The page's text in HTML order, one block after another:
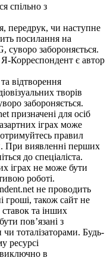
спільно з
передрук, чи наступне
посилання на
суворо забороняється.
Я-Корреспондент є автор
відтворення
творів
забороняється.
призначені для осіб
іграх може
правил
При виявленні перших
до спеціаліста.
іграх не може бути
роботі.
не проводить
гроші, також сайт не
та інших
пов’язані з
тоталізаторами. Будь-
ресурсі
в